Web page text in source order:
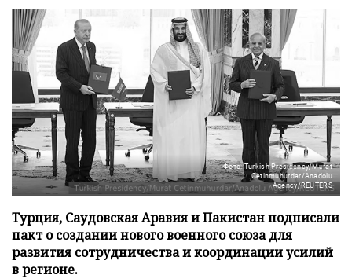
Фото: Turkish Presidency/Murat
Cetinmuhurdar/Anadolu
Agency/REUTERS
Турция, Саудовская Аравия и Пакистан подписали
пакт о создании нового военного союза для
развития сотрудничества и координации усилий
в регионе.